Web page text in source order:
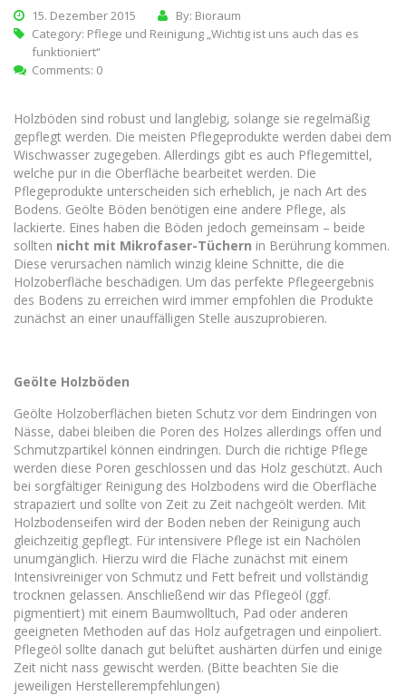
15. Dezember 2015
By: Bioraum
Category: Pflege und Reinigung „Wichtig ist uns auch das es
funktioniert“
Comments: 0
Holzböden sind robust und langlebig, solange sie regelmäßig
gepflegt werden. Die meisten Pflegeprodukte werden dabei dem
Wischwasser zugegeben. Allerdings gibt es auch Pflegemittel,
welche pur in die Oberfläche bearbeitet werden. Die
Pflegeprodukte unterscheiden sich erheblich, je nach Art des
Bodens. Geölte Böden benötigen eine andere Pflege, als
lackierte. Eines haben die Böden jedoch gemeinsam – beide
sollten nicht mit Mikrofaser-Tüchern in Berührung kommen.
Diese verursachen nämlich winzig kleine Schnitte, die die
Holzoberfläche beschädigen. Um das perfekte Pflegeergebnis
des Bodens zu erreichen wird immer empfohlen die Produkte
zunächst an einer unauffälligen Stelle auszuprobieren.
Geölte Holzböden
Geölte Holzoberflächen bieten Schutz vor dem Eindringen von
Nässe, dabei bleiben die Poren des Holzes allerdings offen und
Schmutzpartikel können eindringen. Durch die richtige Pflege
werden diese Poren geschlossen und das Holz geschützt. Auch
bei sorgfältiger Reinigung des Holzbodens wird die Oberfläche
strapaziert und sollte von Zeit zu Zeit nachgeölt werden. Mit
Holzbodenseifen wird der Boden neben der Reinigung auch
gleichzeitig gepflegt. Für intensivere Pflege ist ein Nachölen
unumgänglich. Hierzu wird die Fläche zunächst mit einem
Intensivreiniger von Schmutz und Fett befreit und vollständig
trocknen gelassen. Anschließend wir das Pflegeöl (ggf.
pigmentiert) mit einem Baumwolltuch, Pad oder anderen
geeigneten Methoden auf das Holz aufgetragen und einpoliert.
Pflegeöl sollte danach gut belüftet aushärten dürfen und einige
Zeit nicht nass gewischt werden. (Bitte beachten Sie die
jeweiligen Herstellerempfehlungen)